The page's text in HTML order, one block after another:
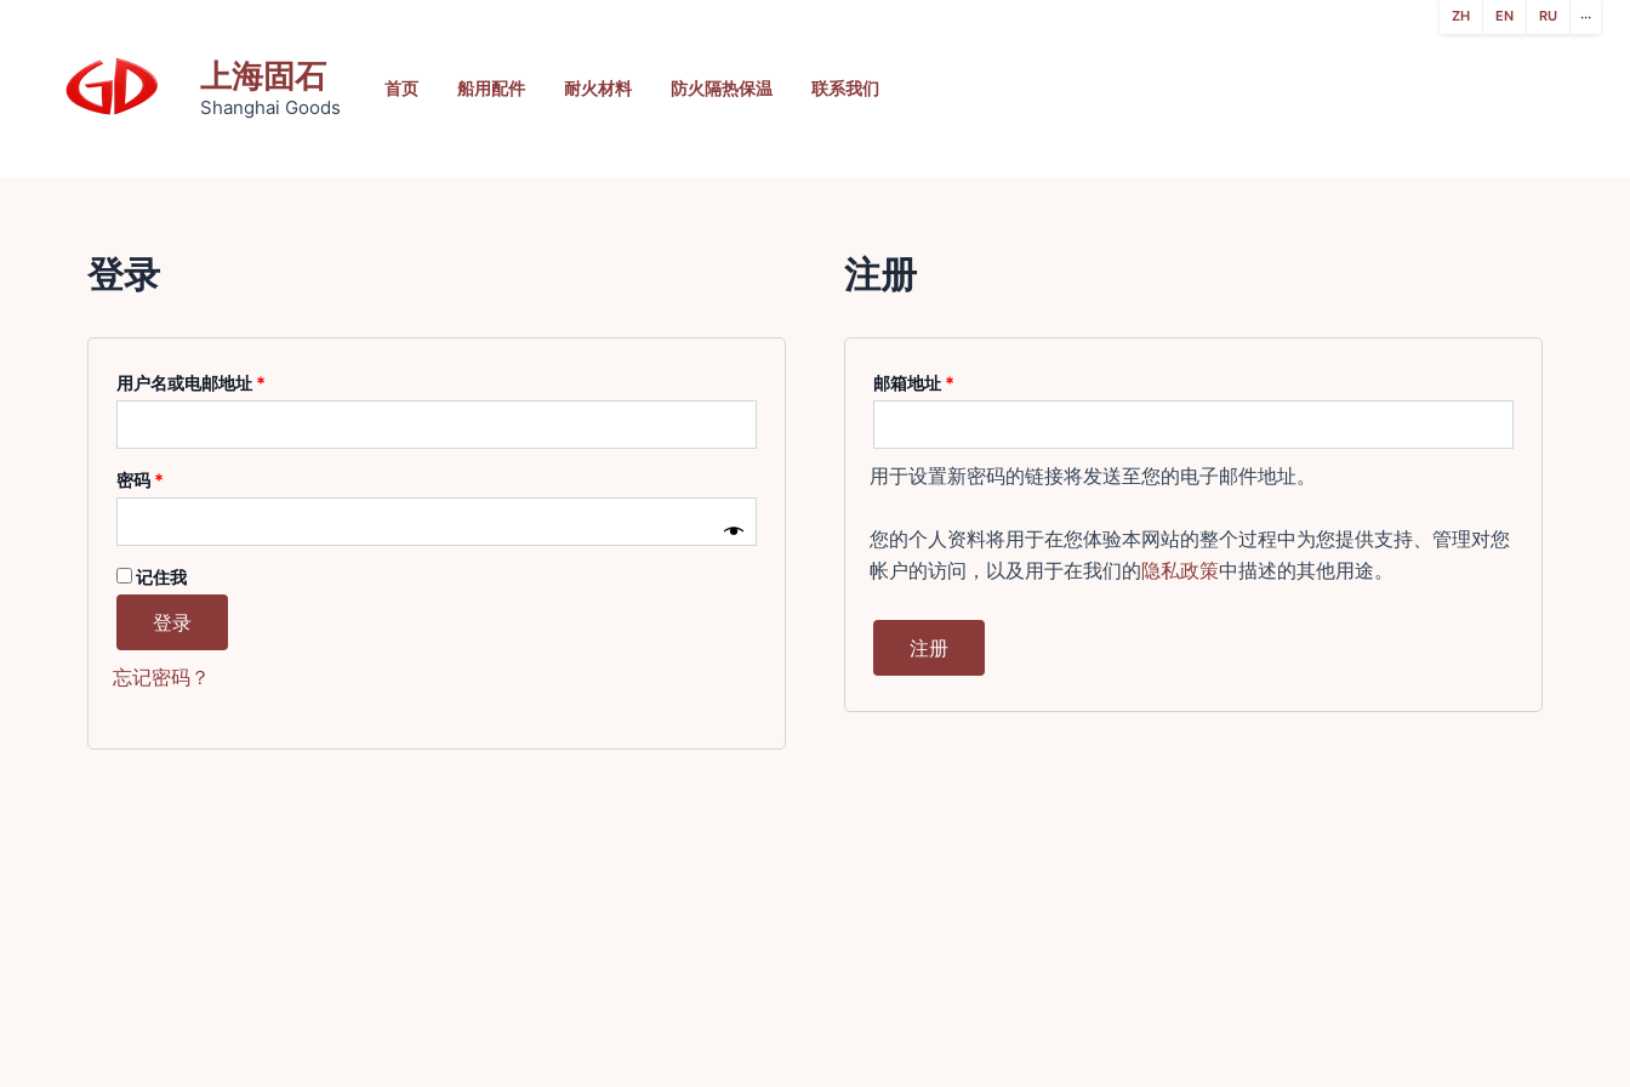
上海固石
Shanghai Goods
首页 船用配件 耐火材料 防火隔热保温 联系我们
登录
用户名或电邮地址 *
密码 *
记住我
登录
忘记密码？
注册
邮箱地址 *
用于设置新密码的链接将发送至您的电子邮件地址。
您的个人资料将用于在您体验本网站的整个过程中为您提供支持、管理对您
帐户的访问，以及用于在我们的隐私政策中描述的其他用途。
注册
ZH EN RU ···